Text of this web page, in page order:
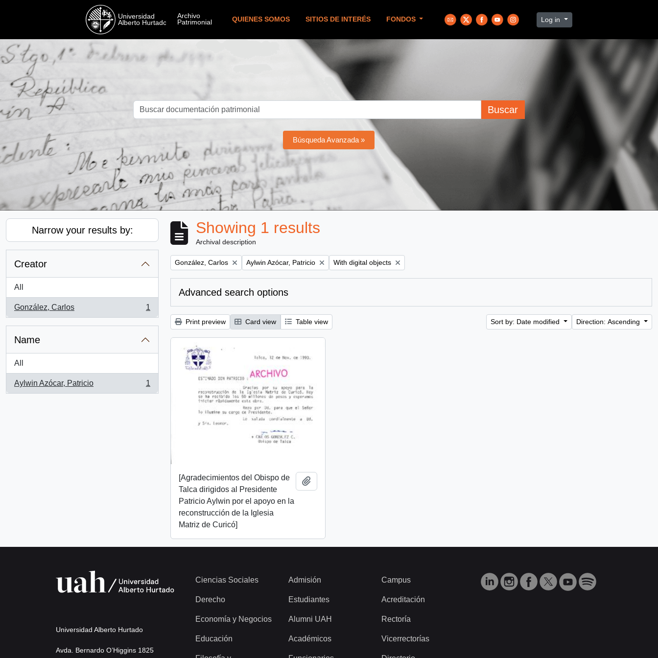
QUIENES SOMOS SITIOS DE INTERÉS FONDOS Log in
Buscar
Búsqueda Avanzada »
Narrow your results by:
Creator
All
González, Carlos
, 1 results
1
Name
All
Aylwin Azócar, Patricio
, 1 results
1
Showing 1 results
Archival description
Remove filter:
González, Carlos Remove filter:
Aylwin Azócar, Patricio Remove filter:
With digital objects
Advanced search options
Print preview Card view Table view Sort by: Date modified Direction: Ascending
[Agradecimientos del Obispo de
Talca dirigidos al Presidente
Patricio Aylwin por el apoyo en la
reconstrucción de la Iglesia
Matriz de Curicó]
Universidad Alberto Hurtado
Avda. Bernardo O’Higgins 1825
Ciencias Sociales
Derecho
Economía y Negocios
Educación
Admisión
Estudiantes
Alumni UAH
Académicos
Campus
Acreditación
Rectoría
Vicerrectorías